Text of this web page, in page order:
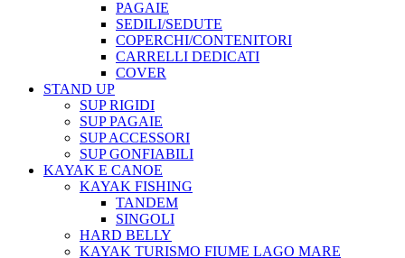
PAGAIE
SEDILI/SEDUTE
COPERCHI/CONTENITORI
CARRELLI DEDICATI
COVER
STAND UP
SUP RIGIDI
SUP PAGAIE
SUP ACCESSORI
SUP GONFIABILI
KAYAK E CANOE
KAYAK FISHING
TANDEM
SINGOLI
HARD BELLY
KAYAK TURISMO FIUME LAGO MARE